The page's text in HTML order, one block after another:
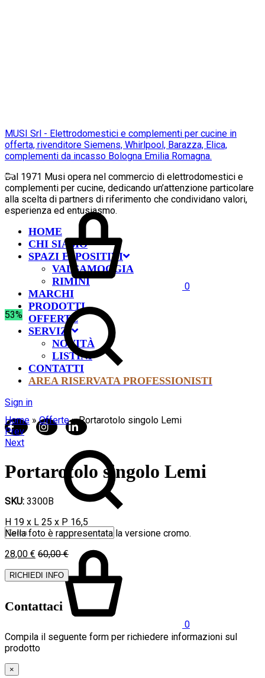
MUSI Srl - Elettrodomestici e complementi per cucine in
offerta, rivenditore Siemens, Whirlpool, Barazza, Elica,
complementi da incasso Bologna Emilia Romagna.
Dal 1971 Musi opera nel commercio di elettrodomestici e
complementi per cucine, dedicando un’attenzione particolare
alla scelta di partners di riferimento che condividano valori,
esperienza ed entusiasmo.
HOME
CHI SIAMO
SPAZI ESPOSITIVI
VALSAMOGGIA
RIMINI
MARCHI
PRODOTTI
OFFERTE
SERVIZI
NOVITÀ
LISTINI
CONTATTI
AREA RISERVATA PROFESSIONISTI
Sign in
0
0
53%
Home »Offerte»Portarotolo singolo Lemi
Product
navigation
Prev
Next
Portarotolo singolo Lemi
SKU: 3300B
H 19 x L 25 x P 16,5
Nella foto è rappresentata la versione cromo.
28,00 € 60,00€
RICHIEDI INFO
Contattaci
Compila il seguente form per richiedere informazioni sul
prodotto
×